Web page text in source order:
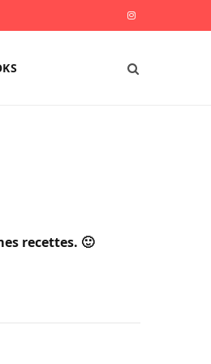
I
s
recettes. 🙂